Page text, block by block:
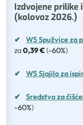
Izdvojene prilike
(kolovoz 2026.)
✔ W5 Spužvice za
za0,39 €(-60%)
✔ W5 Sjajilo za
✔ Sredstvo za
-60%)